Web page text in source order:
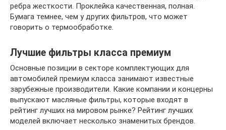
ребра жесткости. Проклейка качественная, полная.
Бумага темнее, чем у других фильтров, что может
говорить о термообработке.
Лучшие фильтры класса премиум
Основные позиции в секторе комплектующих для
автомобилей премиум класса занимают известные
зарубежные производители. Какие компании и концерны
выпускают масляные фильтры, которые входят в
рейтинг лучших на мировом рынке? Рейтинг лучших
моделей включает несколько знаменитых брендов.